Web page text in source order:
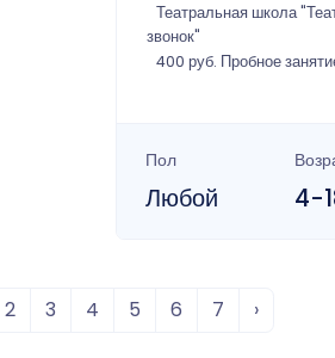
Театральная школа
звонок"
400 руб. Пробное
Пол
Любой 4-
2 3 4 5 6 7 ›